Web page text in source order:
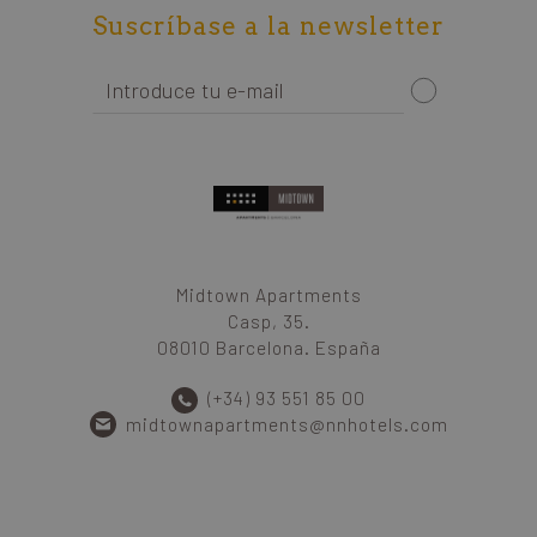
Suscríbase a la newsletter
Midtown Apartments
Casp, 35.
08010 Barcelona. España
(+34) 93 551 85 00
midtownapartments@nnhotels.com